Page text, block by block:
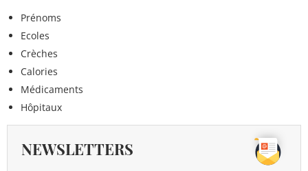
Prénoms
Ecoles
Crèches
Calories
Médicaments
Hôpitaux
NEWSLETTERS